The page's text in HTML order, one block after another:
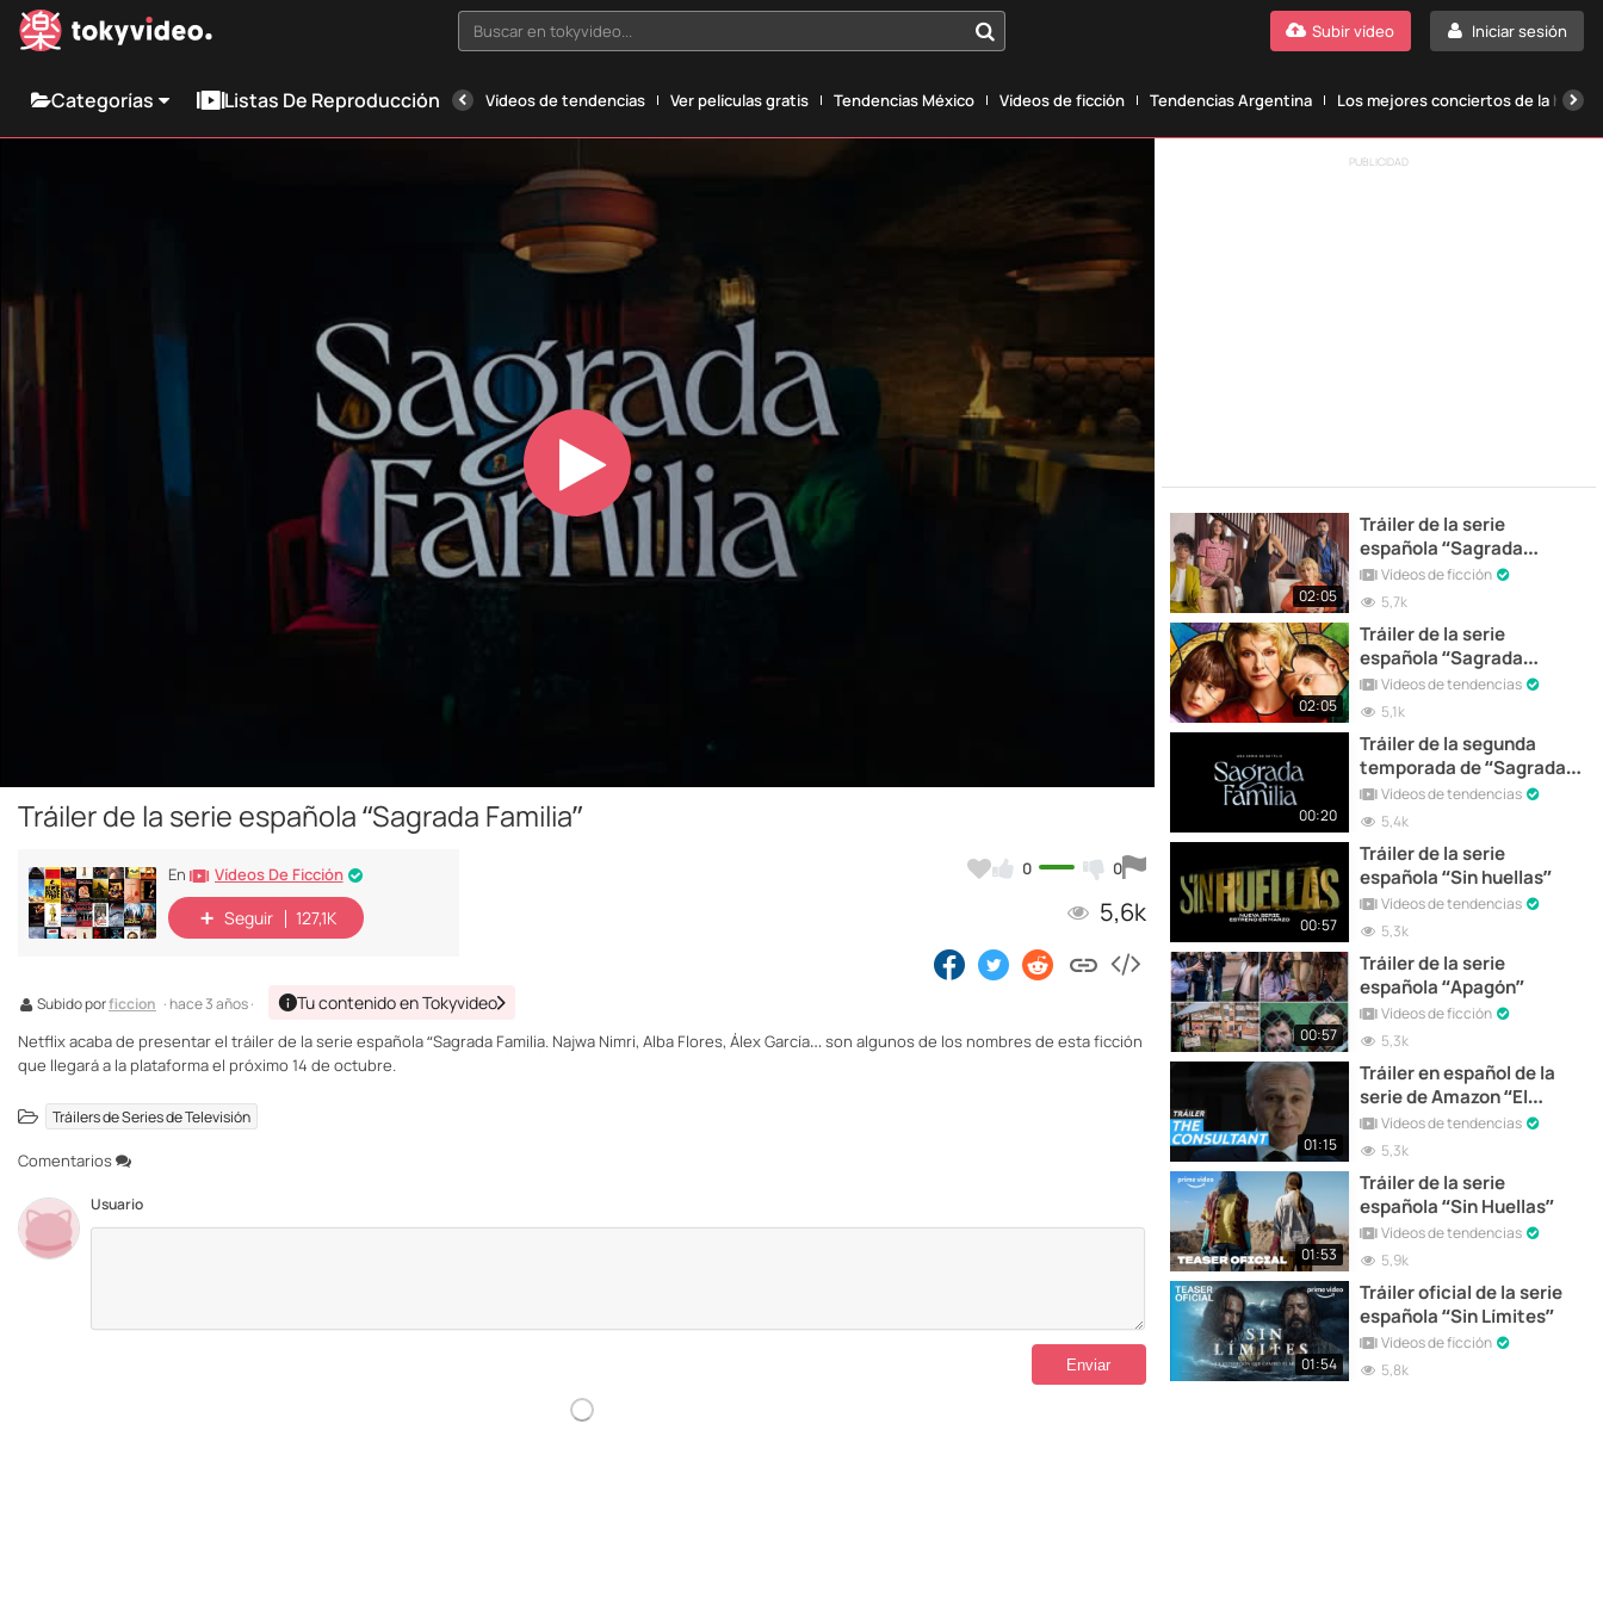
Buscar en tokyvideo... Iniciar sesión
Subir vídeo
Categorías Listas De Reproducción Vídeos de tendencias Ver películas gratis Tendencias México Vídeos de ficción Tendencias Argentina Los mejores conciertos de la
Play
Video
Tráiler de la serie española “Sagrada Familia”
0 0
5,6k
En Vídeos De Ficción
Seguir 127,1K
Subido porficcion · hace 3 años · Tu contenido en Tokyvideo
Netflix acaba de presentar el tráiler de la serie española “Sagrada Familia. Najwa Nimri, Alba Flores, Álex García… son algunos de los nombres de esta ficción
que llegará a la plataforma el próximo 14 de octubre.
Tráilers de Series de Televisión
Comentarios
Usuario
PUBLICIDAD
02:05
Tráiler de la serie
española “Sagrada
Familia”
Vídeos de ficción
5,7k
02:05
Tráiler de la serie
española “Sagrada
Familia”, que se estrena
hoy en Netflix
Vídeos de tendencias
5,1k
00:20
Tráiler de la segunda
temporada de “Sagrada
Familia”
Vídeos de tendencias
5,4k
00:57
Tráiler de la serie
española “Sin huellas”
Vídeos de tendencias
5,3k
00:57
Tráiler de la serie
española “Apagón”
Vídeos de ficción
5,3k
01:15
Tráiler en español de la
serie de Amazon “El
consultor”
Vídeos de tendencias
5,3k
01:53
Tráiler de la serie
española “Sin Huellas”
Vídeos de tendencias
5,9k
01:54
Tráiler oficial de la serie
española “Sin Límites”
Vídeos de ficción
5,8k